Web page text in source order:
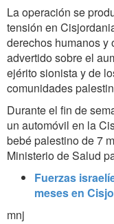
​​​​La operación se
tensión en
derechos humanos y
advertido sobre el
ejérito sionista y de
comunidades
Durante el fin de
un automóvil en la
bebé palestino de 7
Ministerio de Salud
Fuerzas
meses en
mnj